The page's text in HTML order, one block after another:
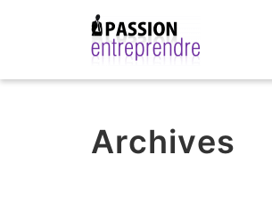
Archives